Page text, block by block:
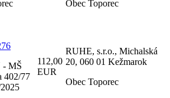
Obec Toporec
- MŠ
402/77
112,00
EUR
RUHE, s.r.o., Michalská
20, 060 01 Kežmarok
Obec Toporec